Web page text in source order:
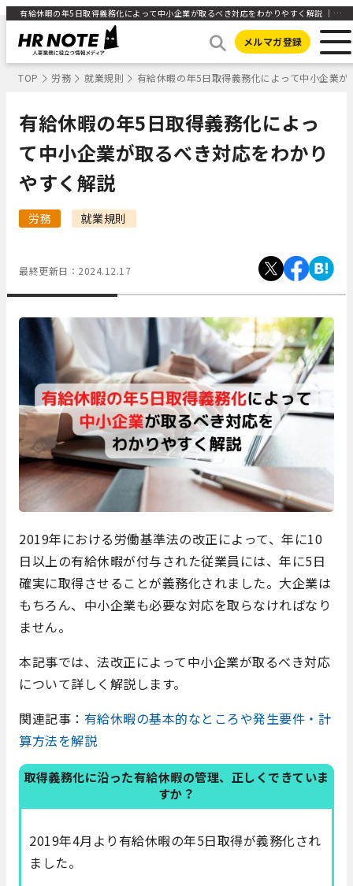
有給休暇の年5日取得義務化によって中小企業が取るべき対応をわかりやすく解説 ｜HR NOTE
メルマガ登録
TOP 労務 就業規則 有給休暇の年5日取得義務化によって中小企業
有給休暇の年5日取得義務化によっ
て中小企業が取るべき対応をわかり
やすく解説
労務 就業規則
最終更新日： 2024.12.17
2019年における労働基準法の改正によって、年に10
日以上の有給休暇が付与された従業員には、年に5日
確実に取得させることが義務化されました。大企業は
もちろん、中小企業も必要な対応を取らなければなり
ません。
本記事では、法改正によって中小企業が取るべき対応
について詳しく解説します。
関連記事： 有給休暇の基本的なところや発生要件・計
算方法を解説
取得義務化に沿った有給休暇の管理、正しくできていま
すか？
2019年4月より有給休暇の年5日取得が義務化され
ました。